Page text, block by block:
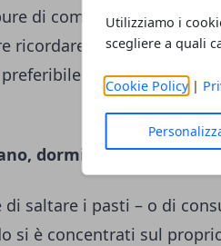
Utilizziamo i
scegliere a quali
Cookie Policy|
di completare una
ricordare, però, che
dedicarsi ad un
dormi bene
di saltare i pasti – o di
si è concentrati sul